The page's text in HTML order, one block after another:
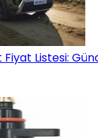
Listesi: